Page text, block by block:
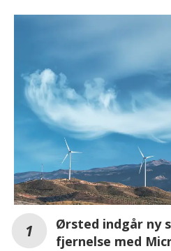
Ørsted indgår ny
fjernelse med